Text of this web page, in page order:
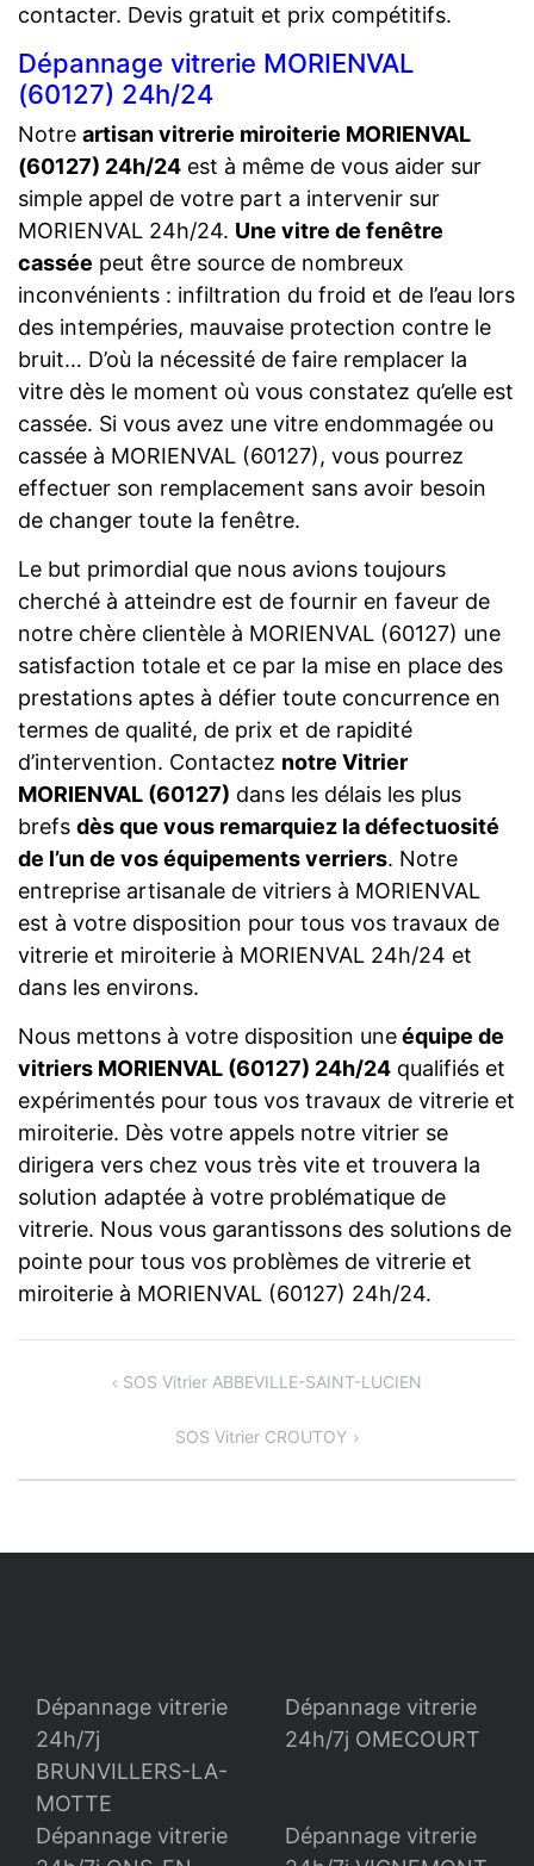
contacter. Devis gratuit et prix compétitifs.
Dépannage vitrerie MORIENVAL
(60127) 24h/24
Notre artisan vitrerie miroiterie MORIENVAL
(60127) 24h/24 est à même de vous aider sur
simple appel de votre part a intervenir sur
MORIENVAL 24h/24. Une vitre de fenêtre
cassée peut être source de nombreux
inconvénients : infiltration du froid et de l’eau lors
des intempéries, mauvaise protection contre le
bruit… D’où la nécessité de faire remplacer la
vitre dès le moment où vous constatez qu’elle est
cassée. Si vous avez une vitre endommagée ou
cassée à MORIENVAL (60127), vous pourrez
effectuer son remplacement sans avoir besoin
de changer toute la fenêtre.
Le but primordial que nous avions toujours
cherché à atteindre est de fournir en faveur de
notre chère clientèle à MORIENVAL (60127) une
satisfaction totale et ce par la mise en place des
prestations aptes à défier toute concurrence en
termes de qualité, de prix et de rapidité
d’intervention. Contactez notre Vitrier
MORIENVAL (60127) dans les délais les plus
brefs dès que vous remarquiez la défectuosité
de l’un de vos équipements verriers. Notre
entreprise artisanale de vitriers à MORIENVAL
est à votre disposition pour tous vos travaux de
vitrerie et miroiterie à MORIENVAL 24h/24 et
dans les environs.
Nous mettons à votre disposition uneéquipe de
vitriers MORIENVAL (60127) 24h/24 qualifiés et
expérimentés pour tous vos travaux de vitrerie et
miroiterie. Dès votre appels notre vitrier se
dirigera vers chez vous très vite et trouvera la
solution adaptée à votre problématique de
vitrerie. Nous vous garantissons des solutions de
pointe pour tous vos problèmes de vitrerie et
miroiterie à MORIENVAL (60127) 24h/24.
NavigationSOS Vitrier ABBEVILLE-SAINT-LUCIEN
SOS Vitrier CROUTOY
Dépannage vitrerie
24h/7j
BRUNVILLERS-LA-
MOTTE
Dépannage vitrerie
24h/7j OMECOURT
Dépannage vitrerie
Dépannage vitrerie